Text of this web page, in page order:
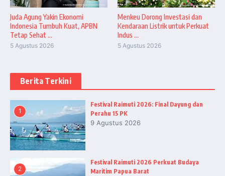
Juda Agung Yakin Ekonomi
Indonesia Tumbuh Kuat, APBN
Tetap Sehat ...
5 Agustus 2026
Menkeu Dorong Investasi dan
Kendaraan Listrik untuk Perkuat
Indus ...
5 Agustus 2026
Berita Terkini
1
Festival Raimuti 2026: Final Dayung dan
Perahu 15 PK
9 Agustus 2026
2
Festival Raimuti 2026 Perkuat Budaya
Maritim Papua Barat